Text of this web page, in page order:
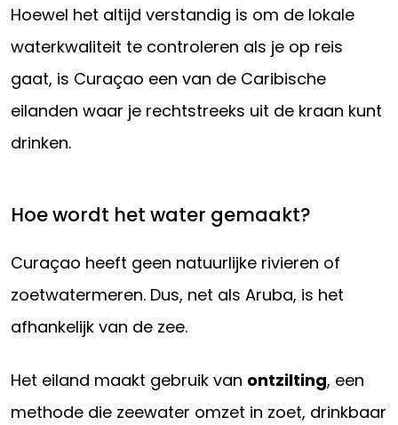
Hoewel het altijd verstandig is om de lokale
waterkwaliteit te controleren als je op reis
gaat, is Curaçao een van de Caribische
eilanden waar je rechtstreeks uit de kraan kunt
drinken.
Hoe wordt het water gemaakt?
Curaçao heeft geen natuurlijke rivieren of
zoetwatermeren. Dus, net als Aruba, is het
afhankelijk van de zee.
Het eiland maakt gebruik van ontzilting, een
methode die zeewater omzet in zoet, drinkbaar